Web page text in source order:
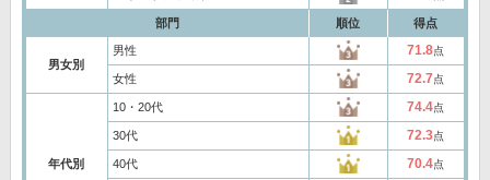
部門 順位 得点
男女別
男性 71.8点
女性 72.7点
年代別
10・20代 74.4点
30代 72.3点
40代 70.4点